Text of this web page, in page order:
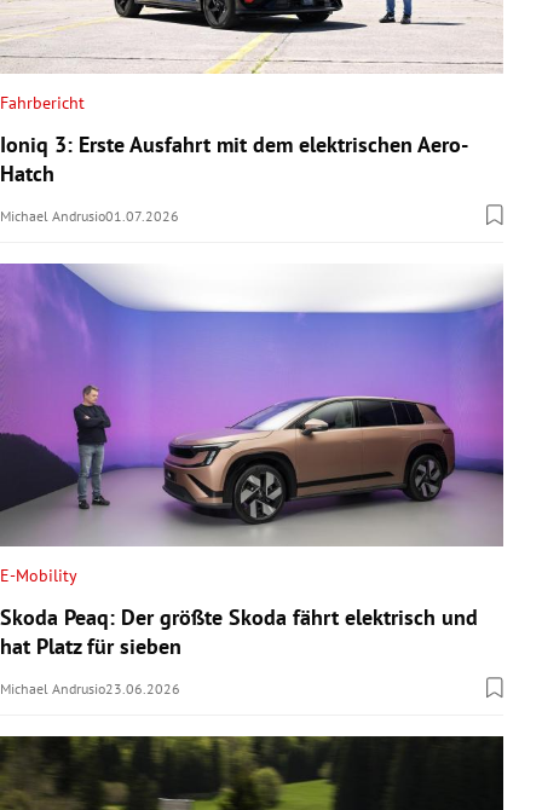
Fahrbericht
Ioniq 3: Erste Ausfahrt mit dem elektrischen Aero-
Hatch
Michael Andrusio01.07.2026
E-Mobility
Skoda Peaq: Der größte Skoda fährt elektrisch und
hat Platz für sieben
Michael Andrusio23.06.2026